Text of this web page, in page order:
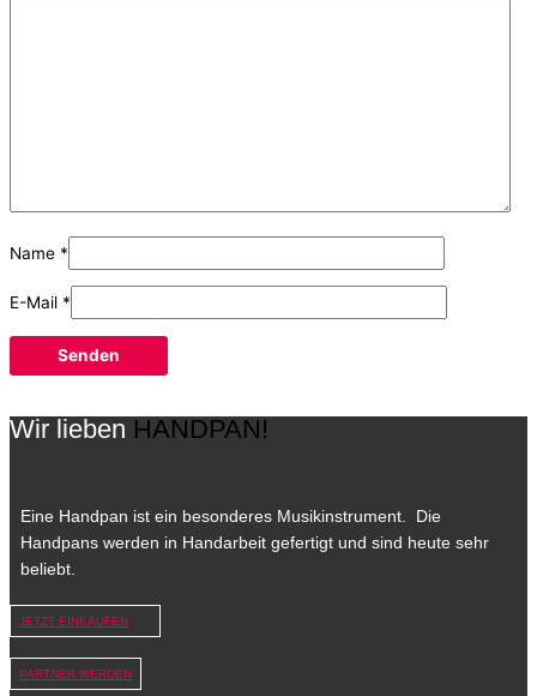
Name *
E-Mail *
Wir lieben HANDPAN!
Eine Handpan ist ein besonderes Musikinstrument. Die
Handpans werden in Handarbeit gefertigt und sind heute sehr
beliebt.
JETZT EINKAUFEN
PARTNER WERDEN